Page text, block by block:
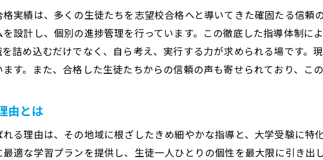
田無校での個別指導の成果
志望校合格までの道のり
合格者が語る現論会の魅力
田無町の地域に根ざした教育
実践的な試験対策がもたらす結果
質の高い講師陣による徹底指導
実績は、多くの生徒たちを志望校合格へと導いてきた確固たる信頼
設計し、個別の進捗管理を行っています。この徹底した指導体制に
詰め込むだけでなく、自ら考え、実行する力が求められる場です。
す。また、合格した生徒たちからの信頼の声も寄せられており、こ
由とは
る理由は、その地域に根ざしたきめ細やかな指導と、大学受験に特
適な学習プランを提供し、生徒一人ひとりの個性を最大限に引き